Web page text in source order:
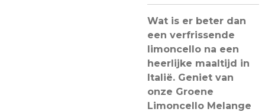
Wat is er beter dan
een verfrissende
limoncello na een
heerlijke maaltijd in
Italië. Geniet van
onze Groene
Limoncello Melange